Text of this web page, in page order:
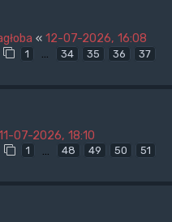
« 12-07-2026, 16:08
1 … 34 35 36 37
07-2026, 18:10
1 … 48 49 50 51